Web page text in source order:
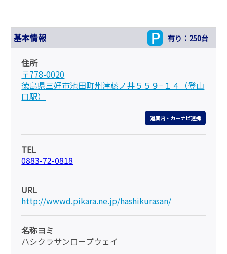
基本情報 有り：250台
住所
〒778-0020
徳島県三好市池田町州津藤ノ井５５９−１４（登山
口駅）
道案内・カーナビ連携
TEL
0883-72-0818
URL
http://wwwd.pikara.ne.jp/hashikurasan/
名称ヨミ
ハシクラサンロープウェイ